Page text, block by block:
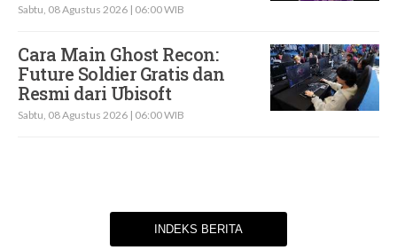
Sabtu, 08 Agustus 2026 | 06:00 WIB
Cara Main Ghost Recon:
Future Soldier Gratis dan
Resmi dari Ubisoft
Sabtu, 08 Agustus 2026 | 06:00 WIB
INDEKS BERITA